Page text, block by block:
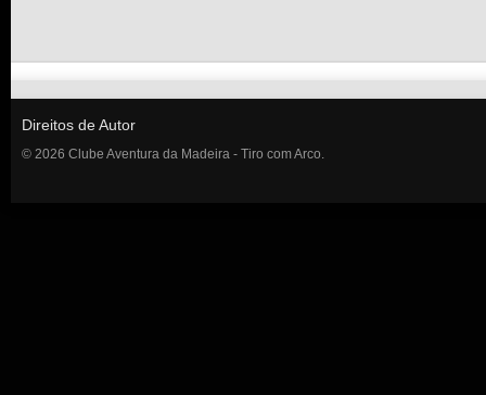
Direitos de Autor
© 2026 Clube Aventura da Madeira - Tiro com Arco.